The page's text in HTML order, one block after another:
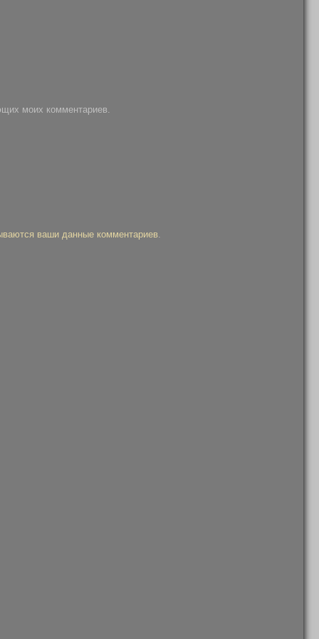
моих комментариев.
ваши данные комментариев.